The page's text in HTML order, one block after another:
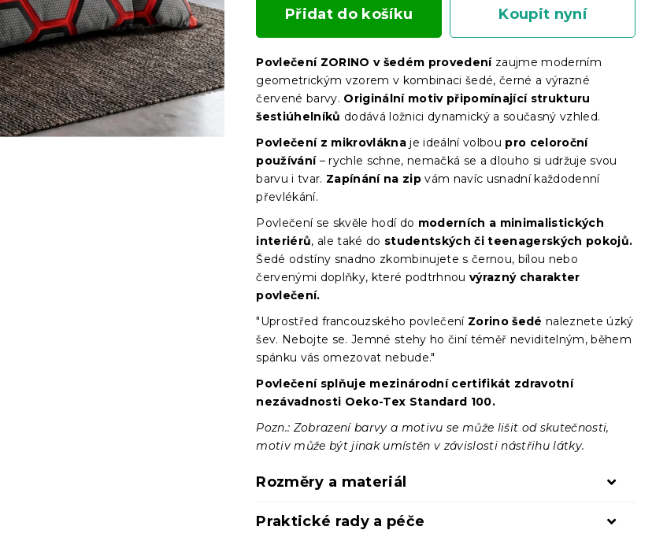
Přidat do košíku Koupit nyní
Povlečení ZORINO v šedém provedenízaujme moderním
geometrickým vzorem v kombinaci šedé, černé a výrazné
červené barvy. Originální motiv připomínající strukturu
šestiúhelníků dodává ložnici dynamický a současný vzhled.
Povlečení z mikrovlákna je ideální volbou pro celoroční
používání– rychle schne, nemačká se a dlouho si udržuje svou
barvu i tvar. Zapínání na zip vám navíc usnadní každodenní
převlékání.
Povlečení se skvěle hodí do moderních a minimalistických
interiérů, ale také do studentských či teenagerských pokojů.
Šedé odstíny snadno zkombinujete s černou, bílou nebo
červenými doplňky, které podtrhnouvýrazný charakter
povlečení.
"Uprostřed francouzského povlečení Zorino šedé naleznete úzký
šev. Nebojte se. Jemné stehy ho činí téměř neviditelným, během
spánku vás omezovat nebude."
Povlečení splňuje mezinárodní certifikát zdravotní
nezávadnosti Oeko-Tex Standard 100.
Pozn.: Zobrazení barvy a motivu se může lišit od skutečnosti,
motiv může být jinak umístěn v závislosti nástřihu látky.
Rozměry a materiál
Praktické rady a péče